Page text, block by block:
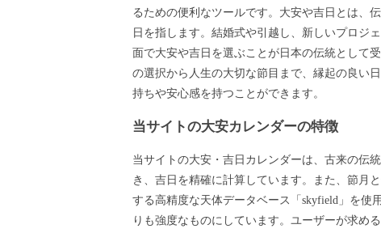
るための便利なツールです。大安や吉日とは、
日を指します。結婚式や引越し、新しいプロジ
面で大安や吉日を選ぶことが日本の伝統として
の選択から人生の大切な節目まで、縁起の良い
持ちや安心感を持つことができます。
当サイトの大安カレンダーの特徴
当サイトの大安・吉日カレンダーは、古来の伝
き、吉日を精確に計算しています。また、節月
する高精度な天体データベース「skyfield」を使
りも強度なものにしています。ユーザーが求め